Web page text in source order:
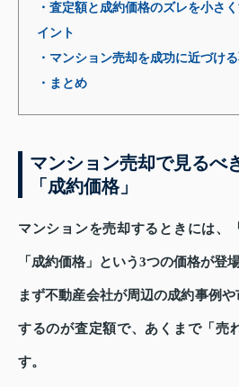
・査定額と成約価格のズレを小さ
イント
・マンション売却を成功に近づけ
・まとめ
マンション売却で見るべ
「成約価格」
マンションを売却するときには、
「成約価格」という3つの価格が登
まず不動産会社が周辺の成約事例
するのが査定額で、あくまで「売
す。